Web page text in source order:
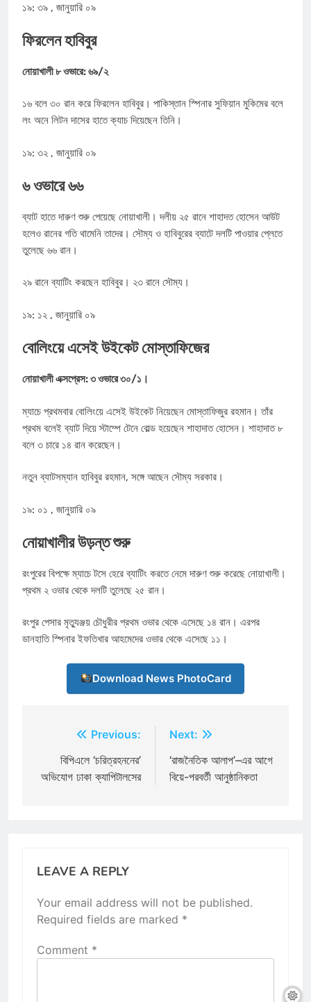
১৯: ৩৯ , জানুয়ারি ০৯
ফিরলেন হাবিবুর
নোয়াখালী ৮ ওভারে: ৬৯/২
১৬ বলে ৩০ রান করে ফিরলেন হাবিবুর। পাকিস্তান স্পিনার সুফিয়ান মুকিমের বলে
লং অনে লিটন দাসের হাতে ক্যাচ দিয়েছেন তিনি।
১৯: ৩২ , জানুয়ারি ০৯
৬ ওভারে ৬৬
ব্যাট হাতে দারুণ শুরু পেয়েছে নোয়াখালী। দলীয় ২৫ রানে শাহাদত হোসেন আউট
হলেও রানের গতি থামেনি তাদের। সৌম্য ও হাবিবুরের ব্যাটে দলটি পাওয়ার প্লেতে
তুলেছে ৬৬ রান।
২৯ রানে ব্যাটিং করছেন হাবিবুর। ২৩ রানে সৌম্য।
১৯: ১২ , জানুয়ারি ০৯
বোলিংয়ে এসেই উইকেট মোস্তাফিজের
নোয়াখালী এক্সপ্রেস: ৩ ওভারে ৩০/১।
ম্যাচে প্রথমবার বোলিংয়ে এসেই উইকেট নিয়েছেন মোস্তাফিজুর রহমান। তাঁর
প্রথম বলেই ব্যাট দিয়ে স্টাম্পে টেনে বোল্ড হয়েছেন শাহাদাত হোসেন। শাহাদাত ৮
বলে ৩ চারে ১৪ রান করেছেন।
নতুন ব্যাটসম্যান হাবিবুর রহমান, সঙ্গে আছেন সৌম্য সরকার।
১৯: ০১ , জানুয়ারি ০৯
নোয়াখালীর উড়ন্ত শুরু
রংপুরের বিপক্ষে ম্যাচে টসে হেরে ব্যাটিং করতে নেমে দারুণ শুরু করেছে নোয়াখালী।
প্রথম ২ ওভার থেকে দলটি তুলেছে ২৫ রান।
রংপুর পেসার মৃত্যুঞ্জয় চৌধুরীর প্রথম ওভার থেকে এসেছে ১৪ রান। এরপর
ডানহাতি স্পিনার ইফতিখার আহমেদের ওভার থেকে এসেছে ১১।
Download News PhotoCard
navigation
Previous:
বিপিএলে ‘চরিত্রহননের’
অভিযোগ ঢাকা ক্যাপিটালসের
Next:
‘রাজনৈতিক আলাপ’–এর আগে
বিয়ে-পরবর্তী আনুষ্ঠানিকতা
LEAVE A REPLY
Your email address will not be published.
Required fields are marked *
Comment *